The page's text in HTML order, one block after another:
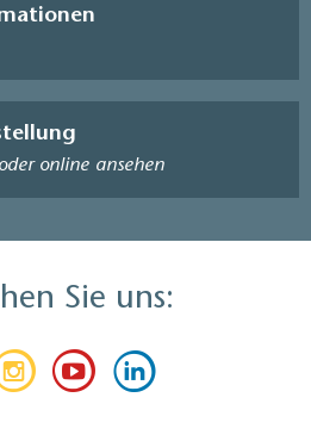
online ansehen
Sie uns: